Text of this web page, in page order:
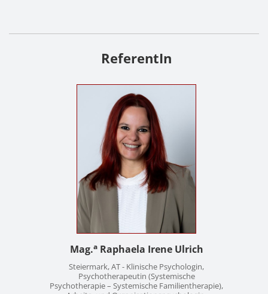
ReferentIn
Mag.aRaphaela Irene Ulrich
Steiermark, AT - Klinische Psychologin,
Psychotherapeutin (Systemische
Psychotherapie – Systemische Familientherapie),